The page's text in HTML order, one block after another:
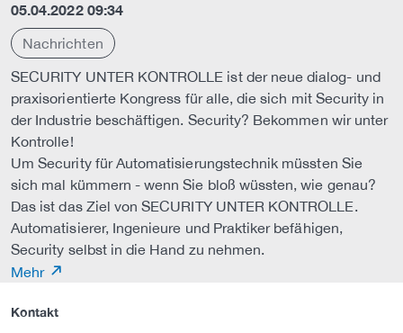
05.04.2022 09:34
Nachrichten
SECURITY UNTER KONTROLLE ist der neue dialog- und
praxisorientierte Kongress für alle, die sich mit Security in
der Industrie beschäftigen. Security? Bekommen wir unter
Kontrolle!
Um Security für Automatisierungstechnik müssten Sie
sich mal kümmern - wenn Sie bloß wüssten, wie genau?
Das ist das Ziel von SECURITY UNTER KONTROLLE.
Automatisierer, Ingenieure und Praktiker befähigen,
Security selbst in die Hand zu nehmen.
Mehr
Kontakt